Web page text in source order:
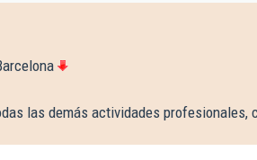
las demás actividades profesionales,